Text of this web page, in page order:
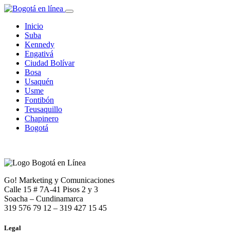
Inicio
Suba
Kennedy
Engativá
Ciudad Bolívar
Bosa
Usaquén
Usme
Fontibón
Teusaquillo
Chapinero
Bogotá
Go! Marketing y Comunicaciones
Calle 15 # 7A-41 Pisos 2 y 3
Soacha – Cundinamarca
319 576 79 12 – 319 427 15 45
Legal